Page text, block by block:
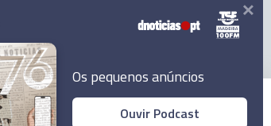
Os pequenos anúncios
Ouvir Podcast